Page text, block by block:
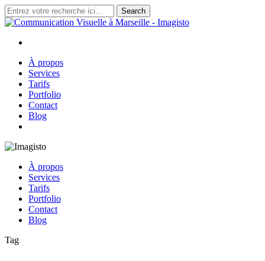
Skip
to
content
Search
Close
search
Menu
À propos
Services
Tarifs
Portfolio
Contact
Blog
À propos
Services
Tarifs
Portfolio
Contact
Blog
Tag